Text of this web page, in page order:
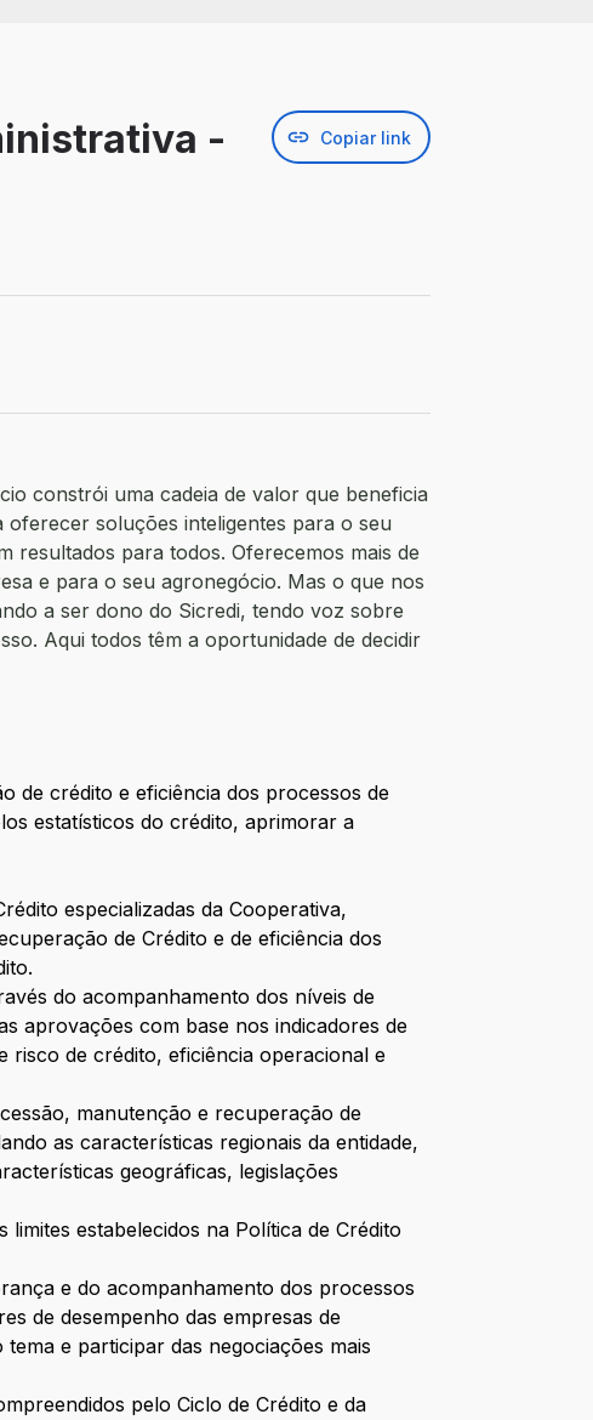
-
Copiar link
constrói uma cadeia de valor que beneficia
soluções inteligentes para o seu
resultados para todos. Oferecemos mais de
e para o seu agronegócio. Mas o que nos
a ser dono do Sicredi, tendo voz sobre
Aqui todos têm a oportunidade de decidir
de crédito e eficiência dos processos de
estatísticos do crédito, aprimorar a
especializadas da Cooperativa,
de Crédito e de eficiência dos
do acompanhamento dos níveis de
aprovações com base nos indicadores de
risco de crédito, eficiência operacional e
manutenção e recuperação de
as características regionais da entidade,
geográficas, legislações
estabelecidos na Política de Crédito
e do acompanhamento dos processos
de desempenho das empresas de
e participar das negociações mais
pelo Ciclo de Crédito e da